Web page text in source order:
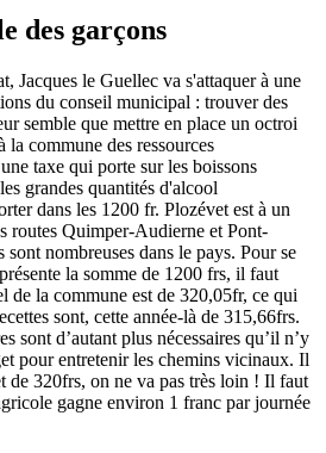
des garçons
Jacques le Guellec va s'attaquer à une
du conseil municipal : trouver des
semble que mettre en place un octroi
la commune des ressources
taxe qui porte sur les boissons
grandes quantités d'alcool
dans les 1200 fr. Plozévet est à un
routes Quimper-Audierne et Pont-
nombreuses dans le pays. Pour se
la somme de 1200 frs, il faut
de la commune est de 320,05fr, ce qui
sont, cette année-là de 315,66frs.
sont d’autant plus nécessaires qu’il n’y
pour entretenir les chemins vicinaux. Il
de 320frs, on ne va pas très loin ! Il faut
gagne environ 1 franc par journée